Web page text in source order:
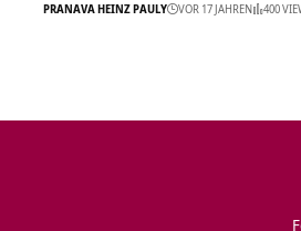
PRANAVA HEINZ PAULY VOR 17 JAHREN 400